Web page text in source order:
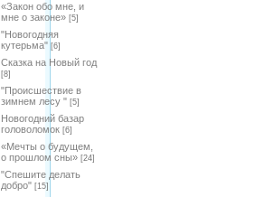
«Закон обо мне, и
мне о законе» [5]
"Новогодняя
кутерьма" [6]
Сказка на Новый год
[8]
"Происшествие в
зимнем лесу " [5]
Новогодний базар
головоломок [6]
«Мечты о будущем,
о прошлом сны» [24]
"Спешите делать
добро" [15]